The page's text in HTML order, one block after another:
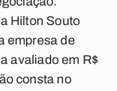
Hilton Souto
empresa de
avaliado em R$
consta no